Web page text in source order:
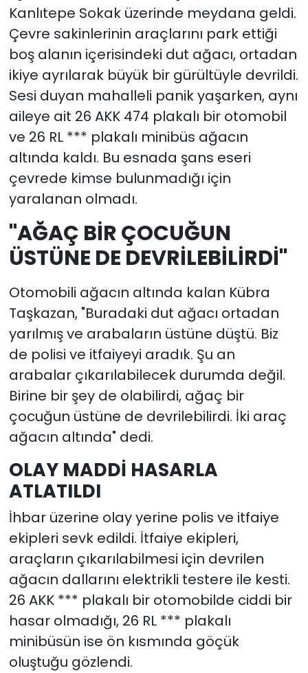
Kanlıtepe Sokak üzerinde meydana geldi.
Çevre sakinlerinin araçlarını park ettiği
boş alanın içerisindeki dut ağacı, ortadan
ikiye ayrılarak büyük bir gürültüyle devrildi.
Sesi duyan mahalleli panik yaşarken, aynı
aileye ait 26 AKK 474 plakalı bir otomobil
ve 26 RL *** plakalı minibüs ağacın
altında kaldı. Bu esnada şans eseri
çevrede kimse bulunmadığı için
yaralanan olmadı.
"AĞAÇ BİR ÇOCUĞUN
ÜSTÜNE DE DEVRİLEBİLİRDİ"
Otomobili ağacın altında kalan Kübra
Taşkazan, "Buradaki dut ağacı ortadan
yarılmış ve arabaların üstüne düştü. Biz
de polisi ve itfaiyeyi aradık. Şu an
arabalar çıkarılabilecek durumda değil.
Birine bir şey de olabilirdi, ağaç bir
çocuğun üstüne de devrilebilirdi. İki araç
ağacın altında" dedi.
OLAY MADDİ HASARLA
ATLATILDI
İhbar üzerine olay yerine polis ve itfaiye
ekipleri sevk edildi. İtfaiye ekipleri,
araçların çıkarılabilmesi için devrilen
ağacın dallarını elektrikli testere ile kesti.
26 AKK *** plakalı bir otomobilde ciddi bir
hasar olmadığı, 26 RL *** plakalı
minibüsün ise ön kısmında göçük
oluştuğu gözlendi.